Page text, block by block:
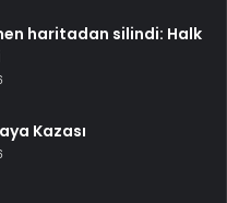
haritadan silindi: Halk
Kazası